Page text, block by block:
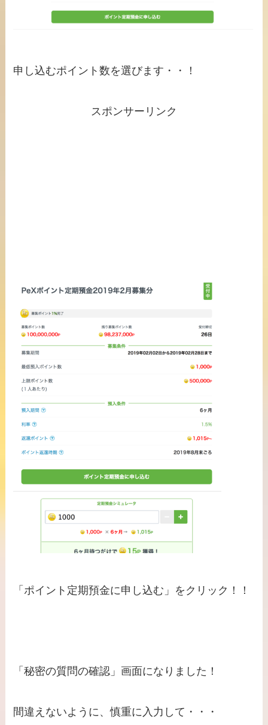
申し込むポイント数を選びます・・！
スポンサーリンク
「ポイント定期預金に申し込む」をクリック！！
「秘密の質問の確認」画面になりました！
間違えないように、慎重に入力して・・・